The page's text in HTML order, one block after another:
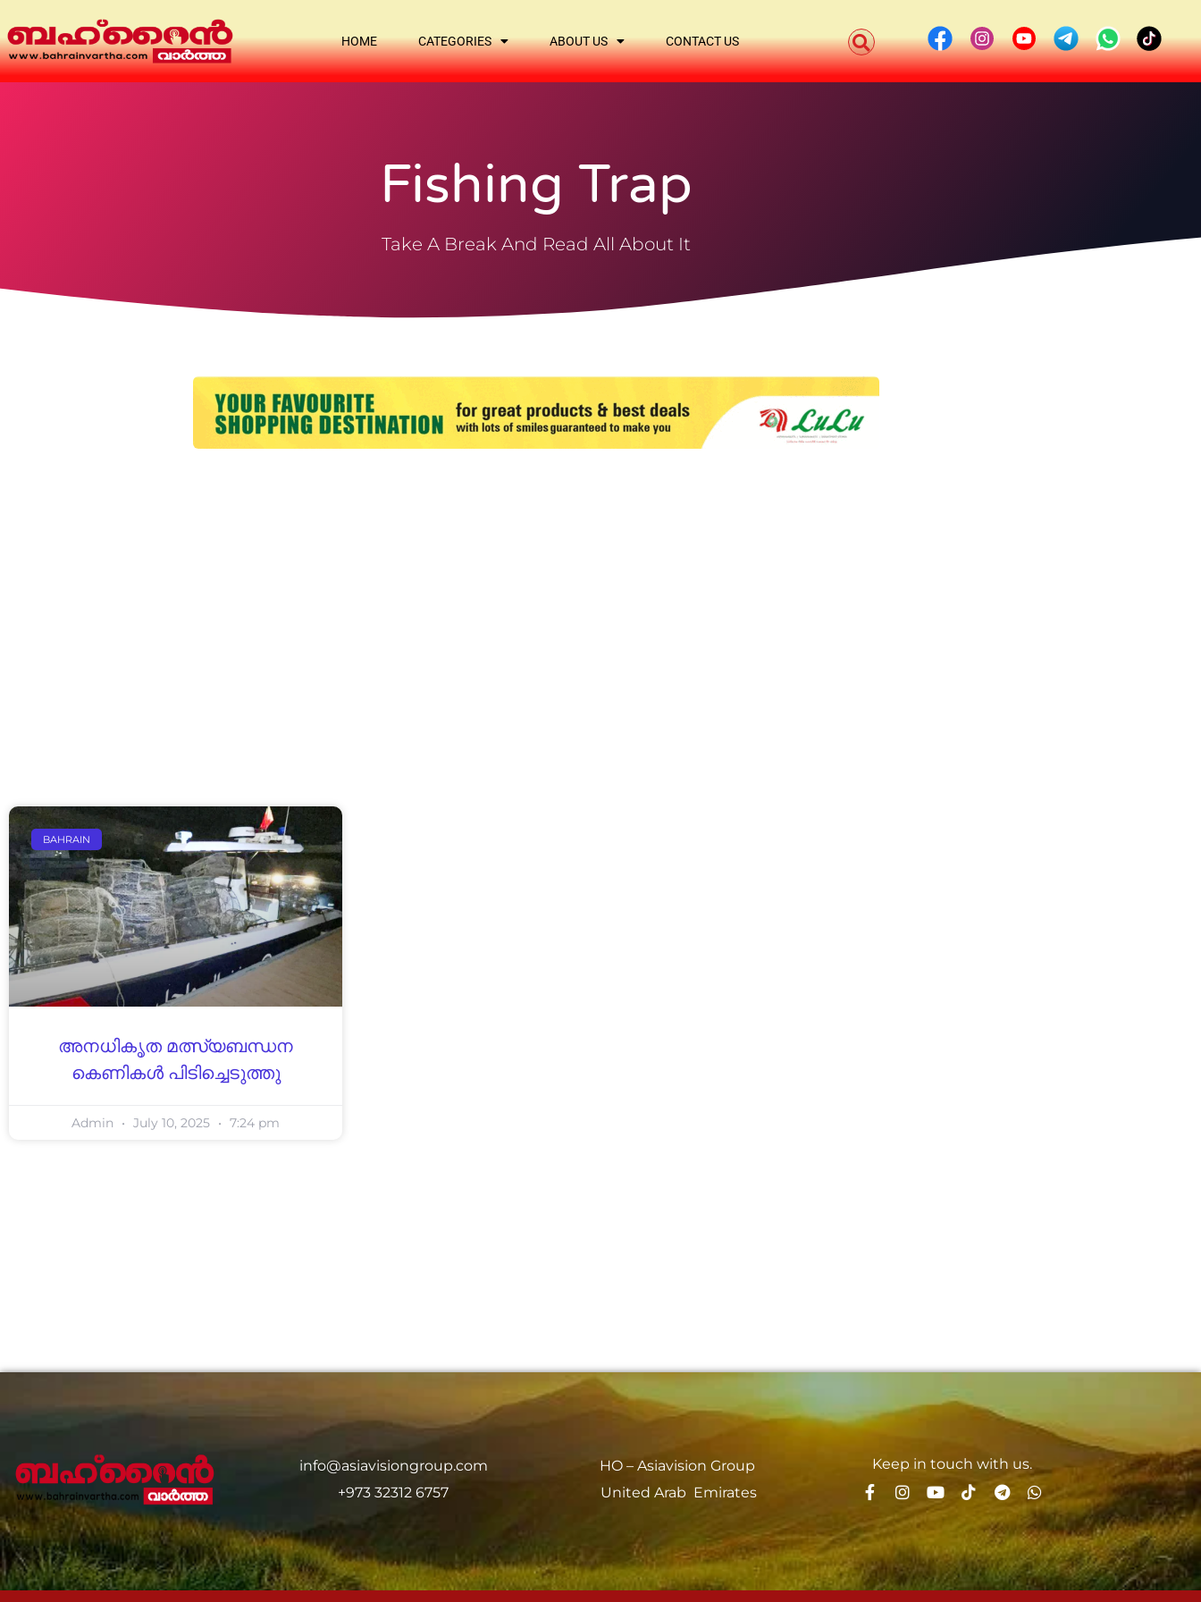
HOME CATEGORIES ABOUT US CONTACT US
Fishing Trap
Take A Break And Read All About It
BAHRAIN
അനധികൃത മത്സ്യബന്ധന
കെണികള്‍ പിടിച്ചെടുത്തു
Admin July 10, 2025 7:24 pm
info@asiavisiongroup.com
+973 32312 6757
HO – Asiavision Group
United Arab Emirates
Keep in touch with us.